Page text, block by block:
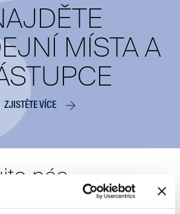
MÍSTA A
ZJISTĚTE VÍCE
nás